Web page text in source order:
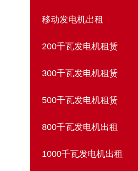
移动发电机出租
200千瓦发电机租赁
300千瓦发电机租赁
500千瓦发电机租赁
800千瓦发电机出租
1000千瓦发电机出租